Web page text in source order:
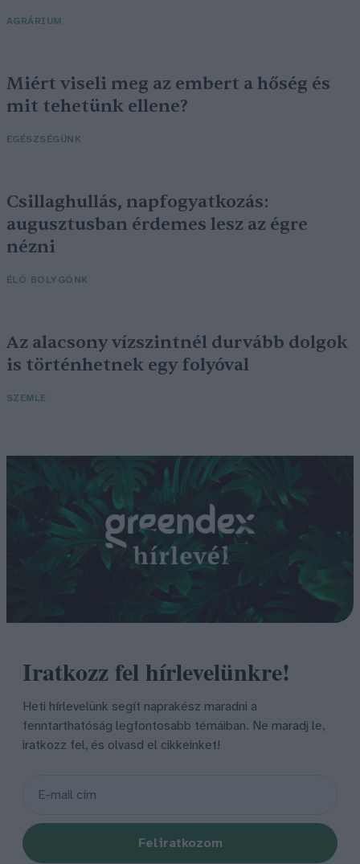
AGRÁRIUM
Miért viseli meg az embert a hőség és
mit tehetünk ellene?
EGÉSZSÉGÜNK
Csillaghullás, napfogyatkozás:
augusztusban érdemes lesz az égre
nézni
ÉLŐ BOLYGÓNK
Az alacsony vízszintnél durvább dolgok
is történhetnek egy folyóval
SZEMLE
Iratkozz fel hírlevelünkre!
Heti hírlevelünk segít naprakész maradni a
fenntarthatóság legfontosabb témáiban. Ne maradj le,
iratkozz fel, és olvasd el cikkeinket!
Feliratkozom